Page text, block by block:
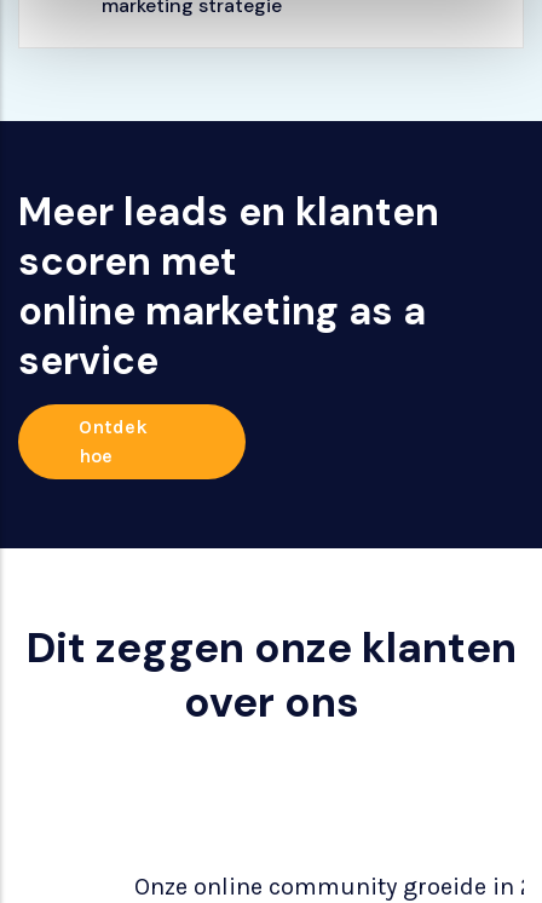
marketing strategie
Meer leads en klanten
scoren met
online marketing as a
service
Ontdek
hoe
Dit zeggen onze klanten
over ons